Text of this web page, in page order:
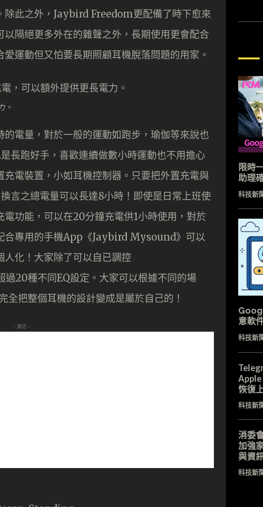
除此之外，Jaybird Freedom更配備了時下愈來
隔絕更多外在的雜聲之外，長期使用更會配合
運動但又怕要長期照顧耳機脫落問題的用家。
。
電量，對於一般的運動如跑步，瑜伽等來說也
長跑好手，喜歡連續做數小時運動也不用擔心
電裝置，小如耳機控制器。只要把外置充電與
言之總電量可以長達8小時！即使是日常上班使
功能，可以在20分鐘充電供1小時使用，對於
合專用的手機App《Jaybird Mysound》可以
化！大家除了可以自已調控
20種不同EQ設定。大家可以根據不同的場
全把整個耳機的設計變成是屬於自己的！
- 廣告 -
限時
助理
科技新
意軟
科技新
Apple
恢復
科技新
消委
加強
與資
科技新